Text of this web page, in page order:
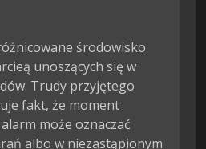
środowisko
unoszących się w
Trudy przyjętego
fakt, że moment
może oznaczać
albo w niezastąpionym